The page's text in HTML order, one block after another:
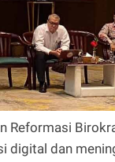
Reformasi
digital dan